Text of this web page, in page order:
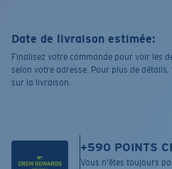
Date de livraison estimée:
Finalisez votre commande pour voir les
selon votre adresse. Pour plus de
sur la livraison.
+590 POINTS
Vous n'êtes toujours